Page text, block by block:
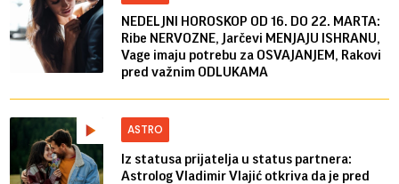
NEDELJNI HOROSKOP OD 16. DO 22. MARTA:
Ribe NERVOZNE, Jarčevi MENJAJU ISHRANU,
Vage imaju potrebu za OSVAJANJEM, Rakovi
pred važnim ODLUKAMA
ASTRO
Iz statusa prijatelja u status partnera:
Astrolog Vladimir Vlajić otkriva da je pred